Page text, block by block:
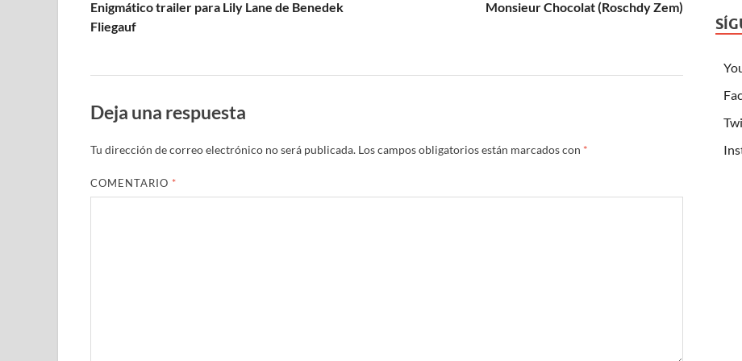
Enigmático trailer para Lily Lane de Benedek
Fliegauf
Monsieur Chocolat (Roschdy Zem)
Deja una respuesta
Tu dirección de correo electrónico no será publicada. Los campos obligatorios están marcados con *
COMENTARIO *